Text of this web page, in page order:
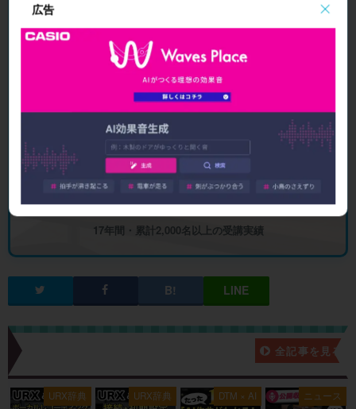
広告
動画で見る（1分）
完全マンツーマン 個別カリキュラム
録画をプレゼント
オンライン完結
無料体験レッスンを受けてみる ▶
17年間・累計2,000名以上の受講実績
新着記事一覧 全記事を見る
URX辞典 URX辞典 DTM × AI ニュース